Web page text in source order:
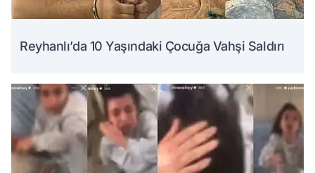
Reyhanlı’da 10 Yaşındaki Çocuğa Vahşi Saldırı